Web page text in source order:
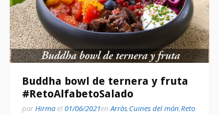
Buddha bowl de ternera y fruta
#RetoAlfabetoSalado
por Hirma el 01/06/2021en Arròs,Cuines del món,Reto